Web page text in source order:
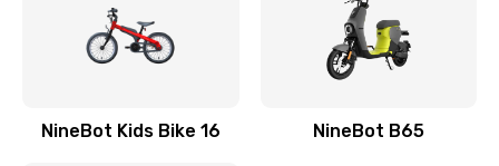
NineBot Kids Bike 16 NineBot B65